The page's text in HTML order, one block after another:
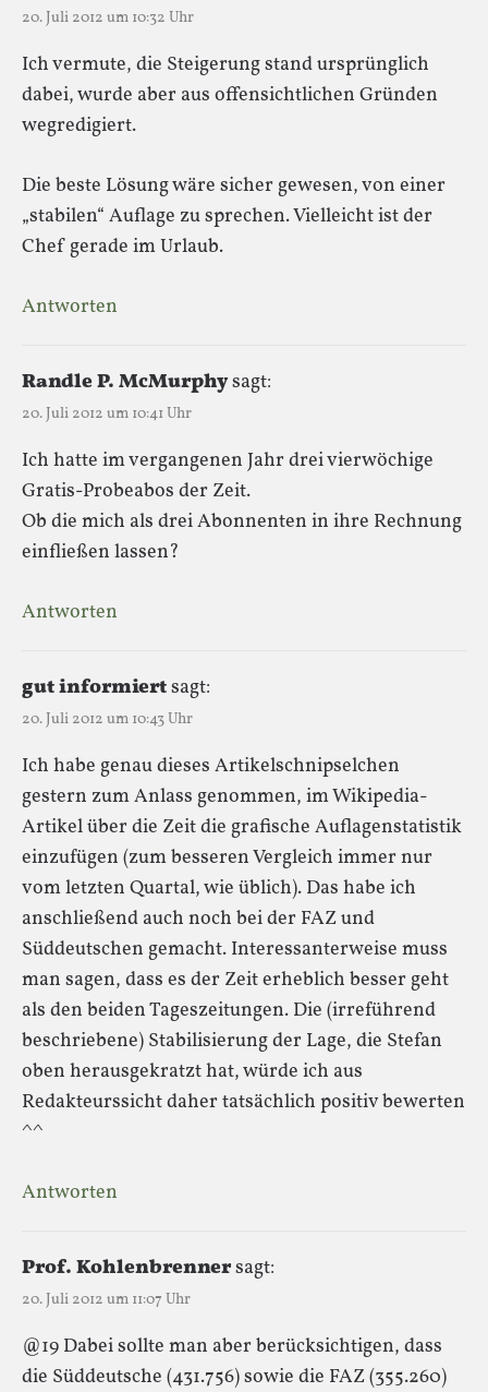
20. Juli 2012 um 10:32 Uhr
Ich vermute, die Steigerung stand ursprünglich
dabei, wurde aber aus offensichtlichen Gründen
wegredigiert.
Die beste Lösung wäre sicher gewesen, von einer
„stabilen“ Auflage zu sprechen. Vielleicht ist der
Chef gerade im Urlaub.
Antworten
Randle P. McMurphysagt:
20. Juli 2012 um 10:41 Uhr
Ich hatte im vergangenen Jahr drei vierwöchige
Gratis-Probeabos der Zeit.
Ob die mich als drei Abonnenten in ihre Rechnung
einfließen lassen?
Antworten
gut informiertsagt:
20. Juli 2012 um 10:43 Uhr
Ich habe genau dieses Artikelschnipselchen
gestern zum Anlass genommen, im Wikipedia-
Artikel über die Zeit die grafische Auflagenstatistik
einzufügen (zum besseren Vergleich immer nur
vom letzten Quartal, wie üblich). Das habe ich
anschließend auch noch bei der FAZ und
Süddeutschen gemacht. Interessanterweise muss
man sagen, dass es der Zeit erheblich besser geht
als den beiden Tageszeitungen. Die (irreführend
beschriebene) Stabilisierung der Lage, die Stefan
oben herausgekratzt hat, würde ich aus
Redakteurssicht daher tatsächlich positiv bewerten
^^
Antworten
Prof. Kohlenbrennersagt:
20. Juli 2012 um 11:07 Uhr
@19 Dabei sollte man aber berücksichtigen, dass
die Süddeutsche (431.756) sowie die FAZ (355.260)